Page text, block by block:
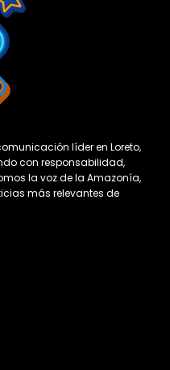
líder en Loreto,
con responsabilidad,
la voz de la Amazonía,
más relevantes de